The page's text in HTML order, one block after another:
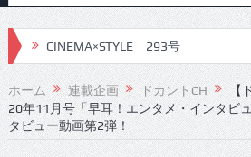
CINEMA×STYLE 293号
CINEMA×STYLE 292号
CINEMA×STYLE 291号
CINEMA×STYLE 290号
ホーム 連載企画 ドカントCH
【
20年11月号「早耳！エンタメ・インタビ
タビュー動画第2弾！